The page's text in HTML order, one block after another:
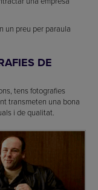
un preu per paraula
DE
tens fotografies
transmeten una bona
i de qualitat.